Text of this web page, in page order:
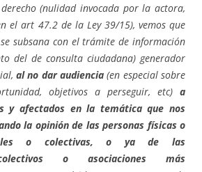
(nulidad invocada por la actora,
el art 47.2 de la Ley 39/15), vemos que
subsana con el trámite de información
del de consulta ciudadana) generador
al no dar audiencia (en especial sobre
objetivos a perseguir, etc) a
y afectados en la temática que nos
la opinión de las personas físicas o
o colectivas, o ya de las
o asociaciones más